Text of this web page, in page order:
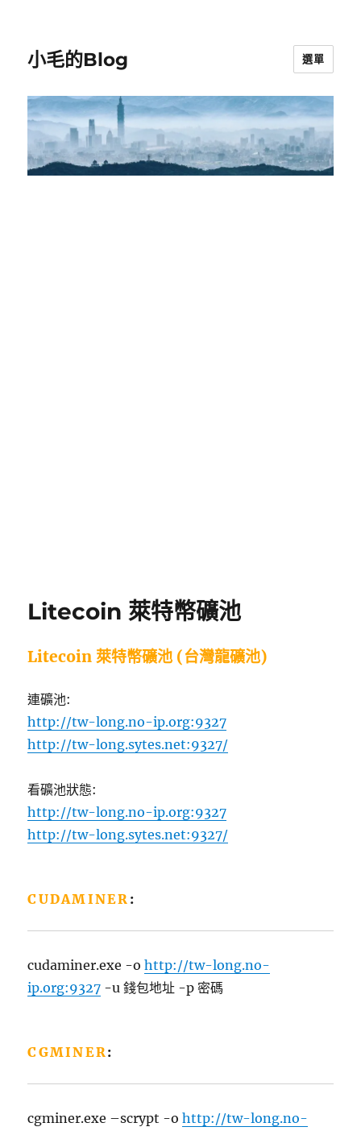
小毛的Blog 選單
Litecoin 萊特幣礦池
Litecoin 萊特幣礦池 (台灣龍礦池)
連礦池:
http://tw-long.no-ip.org:9327
http://tw-long.sytes.net:9327/
看礦池狀態:
http://tw-long.no-ip.org:9327
http://tw-long.sytes.net:9327/
CUDAMINER :
cudaminer.exe -ohttp://tw-long.no-
ip.org:9327 -u 錢包地址 -p 密碼
CGMINER:
cgminer.exe –scrypt -ohttp://tw-long.no-